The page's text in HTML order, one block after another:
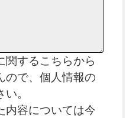
するこちらから
ので、個人情報の
。
容については今